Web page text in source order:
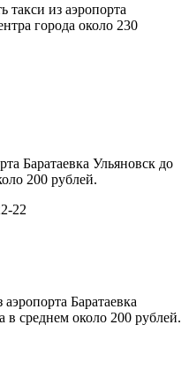
такси из аэропорта
города около 230
Баратаевка Ульяновск до
200 рублей.
22
Баратаевка
в среднем около 200 рублей.